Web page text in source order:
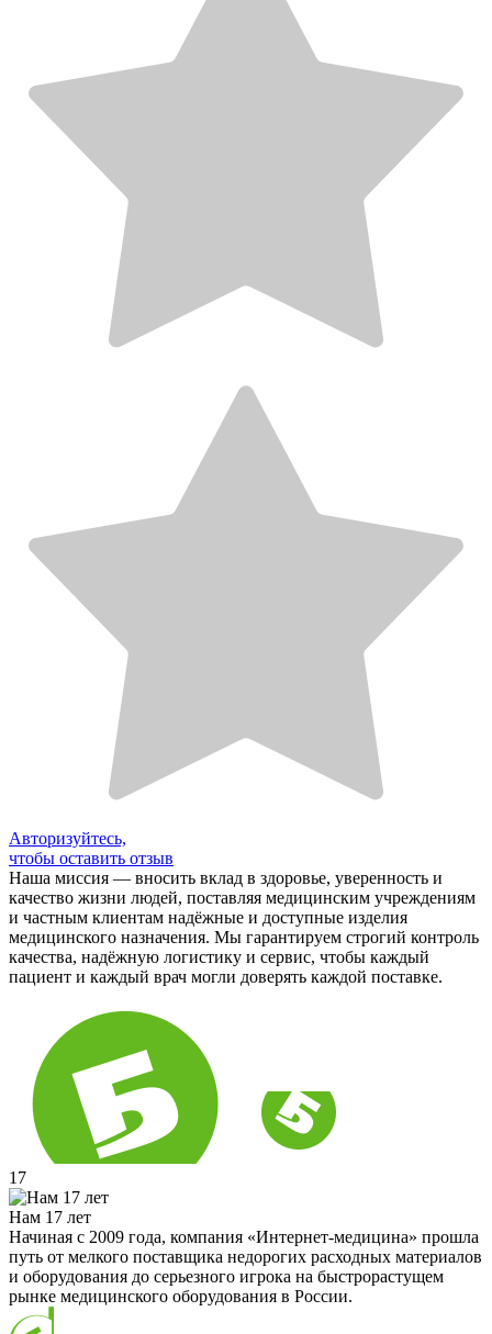
Авторизуйтесь,
чтобы оставить отзыв
Наша миссия — вносить вклад в здоровье, уверенность и
качество жизни людей, поставляя медицинским учреждениям
и частным клиентам надёжные и доступные изделия
медицинского назначения. Мы гарантируем строгий контроль
качества, надёжную логистику и сервис, чтобы каждый
пациент и каждый врач могли доверять каждой поставке.
17
Нам 17 лет
Начиная с 2009 года, компания «Интернет-медицина» прошла
путь от мелкого поставщика недорогих расходных материалов
и оборудования до серьезного игрока на быстрорастущем
рынке медицинского оборудования в России.